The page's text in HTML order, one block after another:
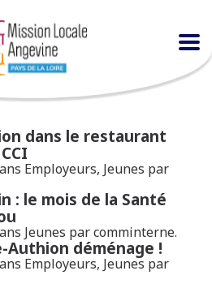
dans le restaurant
Employeurs, Jeunes par
: le mois de la Santé
Jeunes par comminterne.
Authion déménage !
Employeurs, Jeunes par